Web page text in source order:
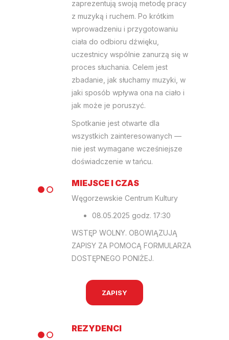
zaprezentują swoją metodę pracy
z muzyką i ruchem. Po krótkim
wprowadzeniu i przygotowaniu
ciała do odbioru dźwięku,
uczestnicy wspólnie zanurzą się w
proces słuchania. Celem jest
zbadanie, jak słuchamy muzyki, w
jaki sposób wpływa ona na ciało i
jak może je poruszyć.
Spotkanie jest otwarte dla
wszystkich zainteresowanych —
nie jest wymagane wcześniejsze
doświadczenie w tańcu.
MIEJSCE I CZAS
Węgorzewskie Centrum Kultury
08.05.2025 godz. 17:30
WSTĘP WOLNY. OBOWIĄZUJĄ
ZAPISY ZA POMOCĄ FORMULARZA
DOSTĘPNEGO PONIŻEJ.
ZAPISY
REZYDENCI